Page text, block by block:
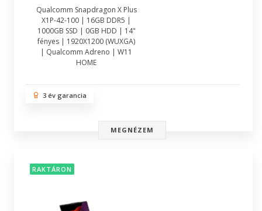
Qualcomm Snapdragon X Plus
X1P-42-100 | 16GB DDR5 |
1000GB SSD | 0GB HDD | 14"
fényes | 1920X1200 (WUXGA)
| Qualcomm Adreno | W11
HOME
3 év garancia
MEGNÉZEM
RAKTÁRON